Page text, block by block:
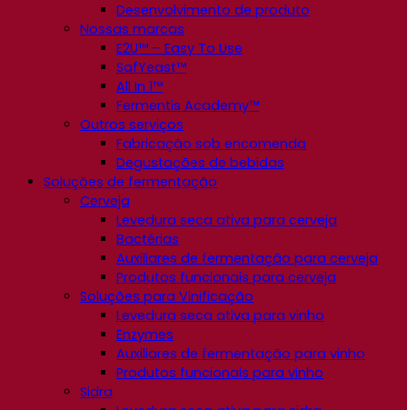
Desenvolvimento de produto
Nossas marcas
E2U™ – Easy To Use
SafYeast™
All In 1™
Fermentis Academy™
Outros serviços
Fabricação sob encomenda
Degustações de bebidas
Soluções de fermentação
Cerveja
Levedura seca ativa para cerveja
Bactérias
Auxiliares de fermentação para cerveja
Produtos funcionais para cerveja
Soluções para Vinificação
Levedura seca ativa para vinho
Enzymes
Auxiliares de fermentação para vinho
Produtos funcionais para vinho
Sidra